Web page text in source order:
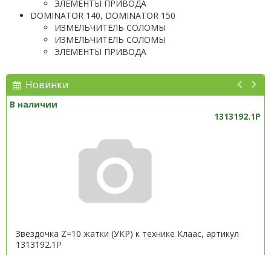
ЭЛЕМЕНТЫ ПРИВОДА
DOMINATOR 140, DOMINATOR 150
ИЗМЕЛЬЧИТЕЛЬ СОЛОМЫ
ИЗМЕЛЬЧИТЕЛЬ СОЛОМЫ
ЭЛЕМЕНТЫ ПРИВОДА
Новинки
В наличии
1313192.1P
Звездочка Z=10 жатки (УКР) к технике Клаас, артикул
1313192.1P